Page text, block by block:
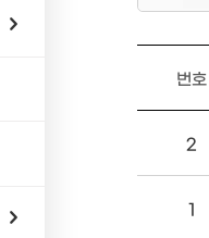
번호
2
1